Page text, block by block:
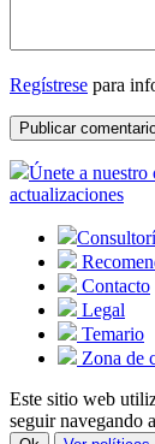
Regístrese para
Únete a
actualizaciones
Contacto
Legal
Temario
Zona de
Este sitio web
seguir navegando